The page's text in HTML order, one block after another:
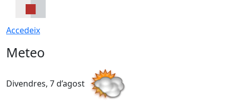
Accedeix
Meteo
Divendres, 7 d’agost